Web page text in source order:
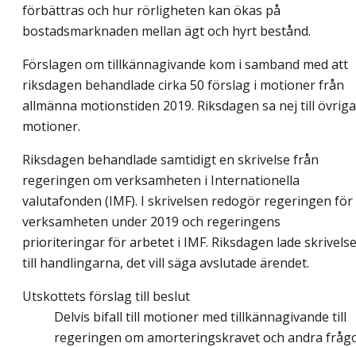
förbättras och hur rörligheten kan ökas på
bostadsmarknaden mellan ägt och hyrt bestånd.
Förslagen om tillkännagivande kom i samband med att
riksdagen behandlade cirka 50 förslag i motioner från
allmänna motionstiden 2019. Riksdagen sa nej till övriga
motioner.
Riksdagen behandlade samtidigt en skrivelse från
regeringen om verksamheten i Internationella
valutafonden (IMF). I skrivelsen redogör regeringen för
verksamheten under 2019 och regeringens
prioriteringar för arbetet i IMF. Riksdagen lade
till handlingarna, det vill säga avslutade ärendet.
Utskottets förslag till beslut
Delvis bifall till motioner med tillkännagivande till
regeringen om amorteringskravet och andra